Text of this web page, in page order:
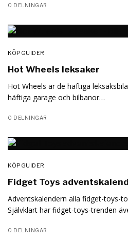
0 DELNINGAR
KÖPGUIDER
Hot Wheels leksaker
Hot Wheels är de häftiga
häftiga garage och bilbanor…
0 DELNINGAR
KÖPGUIDER
Fidget Toys
Adventskalendern alla fidget-toys-
Självklart har fidget-toys-trenden
0 DELNINGAR